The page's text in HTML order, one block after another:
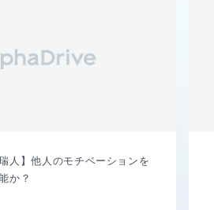
人】他人のモチベーションを
か？